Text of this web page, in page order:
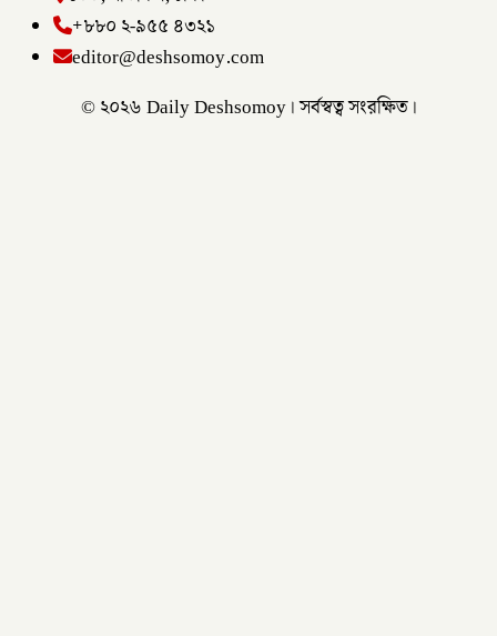
+৮৮০ ২-৯৫৫ ৪৩২১
editor@deshsomoy.com
© ২০২৬ Daily Deshsomoy। সর্বস্বত্ব সংরক্ষিত।